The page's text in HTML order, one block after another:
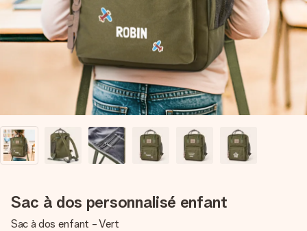
Créez quelque chose d’unique en quelques étapes – avec
son prénom, votre photo ou un message qui touche le cœur.
Sans complications, juste tout l’amour pour le moment idéal.
Sac à dos personnalisé enfant
Sac à dos enfant - Vert